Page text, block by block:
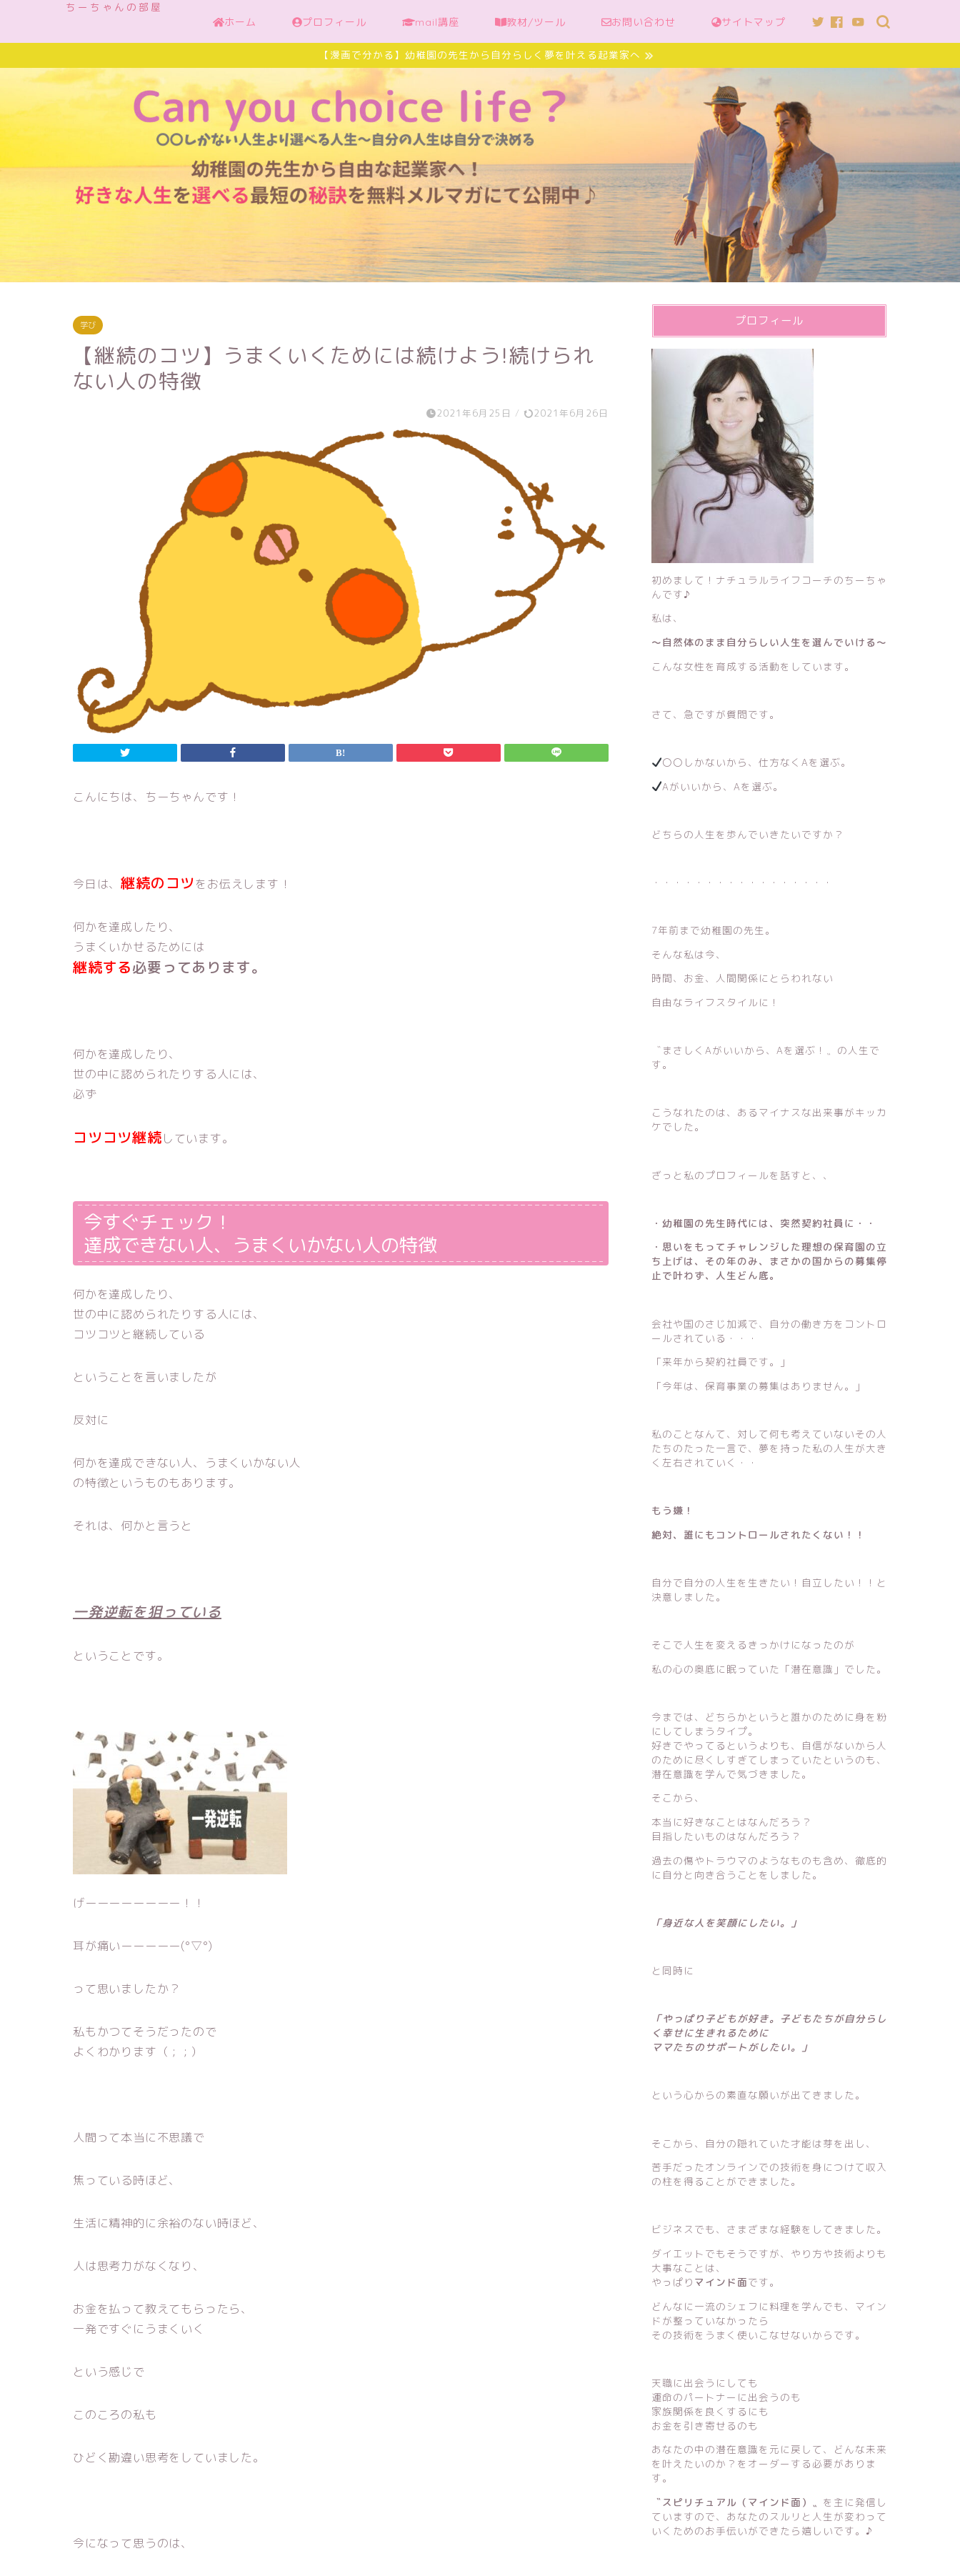
ちーちゃんの部屋
ホーム プロフィール mail講座 教材/ツール お問い合わせ サイトマップ
【漫画で分かる】幼稚園の先生から自分らしく夢を叶える起業家へ
学び
【継続のコツ】うまくいくためには続けよう!続けられ
ない人の特徴
2021年6月25日 / 2021年6月26日
こんにちは、ちーちゃんです！
今日は、継続のコツをお伝えします！
何かを達成したり、
うまくいかせるためには
継続する必要ってあります。
何かを達成したり、
世の中に認められたりする人には、
必ず
コツコツ継続しています。
今すぐチェック！
達成できない人、うまくいかない人の特徴
何かを達成したり、
世の中に認められたりする人には、
コツコツと継続している
ということを言いましたが
反対に
何かを達成できない人、うまくいかない人
の特徴というものもあります。
それは、何かと言うと
一発逆転を狙っている
ということです。
げーーーーーーーー！！
耳が痛いーーーーー(°▽°)
って思いましたか？
私もかつてそうだったので
よくわかります（ ; ; ）
人間って本当に不思議で
焦っている時ほど、
生活に精神的に余裕のない時ほど、
人は思考力がなくなり、
お金を払って教えてもらったら、
一発ですぐにうまくいく
という感じで
このころの私も
ひどく勘違い思考をしていました。
今になって思うのは、
プロフィール
初めまして！ナチュラルライフコーチのちーちゃ
んです♪
私は、
〜自然体のまま自分らしい人生を選んでいける〜
こんな女性を育成する活動をしています。
さて、急ですが質問です。
〇〇しかないから、仕方なくAを選ぶ。
Aがいいから、Aを選ぶ。
どちらの人生を歩んでいきたいですか？
・・・・・・・・・・・・・・・・・
7年前まで幼稚園の先生。
そんな私は今、
時間、お金、人間関係にとらわれない
自由なライフスタイルに！
〝まさしくAがいいから、Aを選ぶ！〟の人生で
す。
こうなれたのは、あるマイナスな出来事がキッカ
ケでした。
ざっと私のプロフィールを話すと、、
・幼稚園の先生時代には、突然契約社員に・・
・思いをもってチャレンジした理想の保育園の立
ち上げは、その年のみ、まさかの国からの募集停
止で叶わず、人生どん底。
会社や国のさじ加減で、自分の働き方をコントロ
ールされている・・・
「来年から契約社員です。」
「今年は、保育事業の募集はありません。」
私のことなんて、対して何も考えていないその人
たちのたった一言で、夢を持った私の人生が大き
く左右されていく・・
もう嫌！
絶対、誰にもコントロールされたくない！！
自分で自分の人生を生きたい！自立したい！！と
決意しました。
そこで人生を変えるきっかけになったのが
私の心の奥底に眠っていた「潜在意識」でした。
今までは、どちらかというと誰かのために身を粉
にしてしまうタイプ。
好きでやってるというよりも、自信がないから人
のために尽くしすぎてしまっていたというのも、
潜在意識を学んで気づきました。
そこから、
本当に好きなことはなんだろう？
目指したいものはなんだろう？
過去の傷やトラウマのようなものも含め、徹底的
に自分と向き合うことをしました。
「身近な人を笑顔にしたい。」
と同時に
「やっぱり子どもが好き。子どもたちが自分らし
く幸せに生きれるために
ママたちのサポートがしたい。」
という心からの素直な願いが出てきました。
そこから、自分の隠れていた才能は芽を出し、
苦手だったオンラインでの技術を身につけて収入
の柱を得ることができました。
ビジネスでも、さまざまな経験をしてきました。
ダイエットでもそうですが、やり方や技術よりも
大事なことは、
やっぱり マインド面です。
どんなに一流のシェフに料理を学んでも、マイン
ドが整っていなかったら
その技術をうまく使いこなせないからです。
天職に出会うにしても
運命のパートナーに出会うのも
家族関係を良くするにも
お金を引き寄せるのも
あなたの中の潜在意識を元に戻して、どんな未来
を叶えたいのか？をオーダーする必要がありま
す。
〝スピリチュアル（マインド面）〟 を主に発信し
ていますので、あなたのスルリと人生が変わって
いくためのお手伝いができたら嬉しいです。♪